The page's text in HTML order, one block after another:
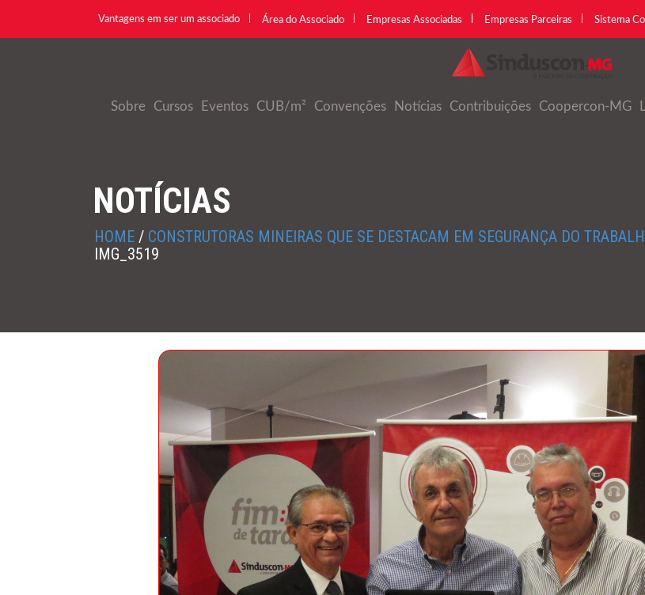
Vantagens em ser um associado Área do Associado Empresas Associadas Empresas Parceiras Sistema
Sobre Cursos Eventos CUB/m² Convenções Notícias Contribuições Coopercon-MG
NOTÍCIAS
HOME / CONSTRUTORAS MINEIRAS QUE SE DESTACAM EM SEGURANÇA DO
IMG_3519